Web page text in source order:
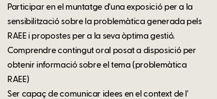
Participar en el muntatge d'una exposició per a la
sensibilització sobre la problemàtica generada pels
RAEE i propostes per a la seva òptima gestió.
Comprendre contingut oral posat a disposició per
obtenir informació sobre el tema (problemàtica
RAEE)
Ser capaç de comunicar idees en el context de l'